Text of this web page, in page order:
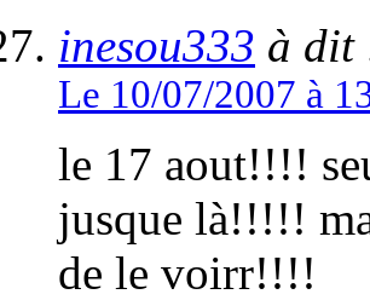
inesou333 à dit
Le 10/07/2007 à
le 17 aout!!!!
jusque là!!!!!
de le voirr!!!!